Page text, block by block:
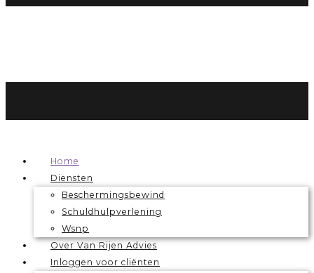
Home
Diensten
Beschermingsbewind
Schuldhulpverlening
Wsnp
Over Van Rijen Advies
Inloggen voor cliënten